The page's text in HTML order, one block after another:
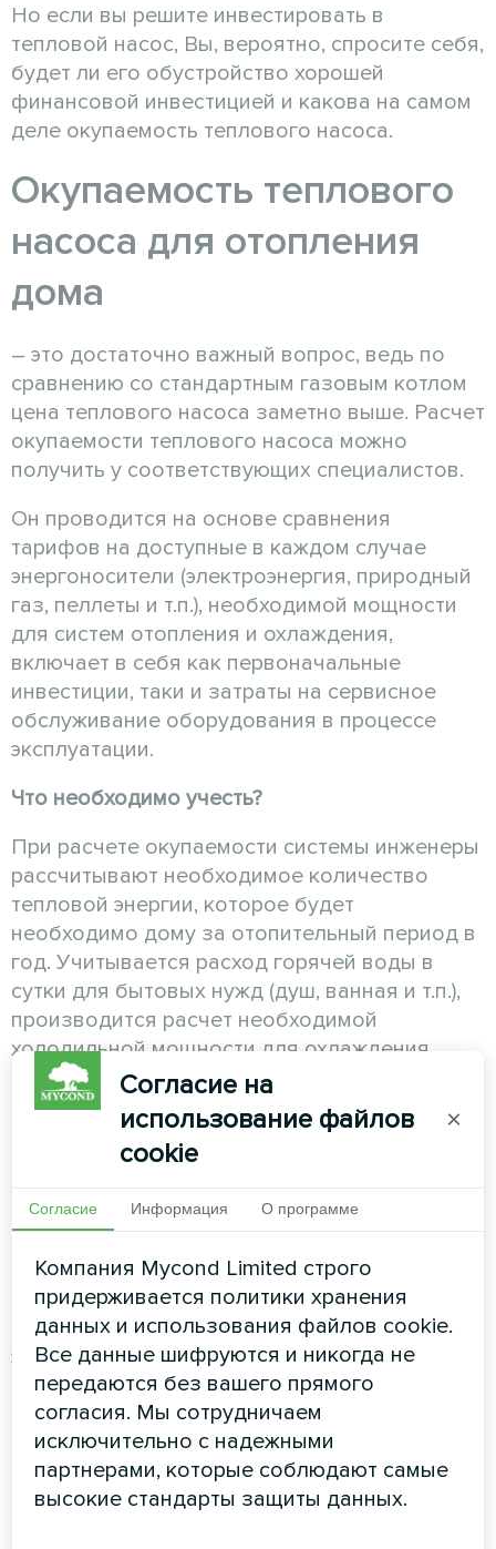
Но если вы решите инвестировать в
тепловой насос, Вы, вероятно, спросите себя,
будет ли его обустройство хорошей
финансовой инвестицией и какова на самом
деле окупаемость теплового насоса.
Окупаемость теплового
насоса для отопления
дома
– это достаточно важный вопрос, ведь по
сравнению со стандартным газовым котлом
цена теплового насоса заметно выше. Расчет
окупаемости теплового насоса можно
получить у соответствующих специалистов.
Он проводится на основе сравнения
тарифов на доступные в каждом случае
энергоносители (электроэнергия, природный
газ, пеллеты и т.п.), необходимой мощности
для систем отопления и охлаждения,
включает в себя как первоначальные
инвестиции, таки и затраты на сервисное
обслуживание оборудования в процессе
эксплуатации.
Что необходимо учесть?
При расчете окупаемости системы инженеры
рассчитывают необходимое количество
тепловой энергии, которое будет
необходимо дому за отопительный период в
год. Учитывается расход горячей воды в
сутки для бытовых нужд (душ, ванная и т.п.),
производится расчет необходимой
холодильной мощности для охлаждения
дома летом.
На основании этих значений производится
выбор оборудования котельной и расчет
Например, расход необходимого количества
расход пеллет при работе пеллетного котла
или потребляемой электрической мощности
при работе теплового насоса, потребляемой
электрической мощности при работе
кондиционеров летом для охлаждения дома.
При расчете окупаемости рассчитываются и
ежегодные затраты на сервисное
обслуживание системы и котельной. Важно
Согласие на
использование файлов
cookie
×
Согласие Информация О программе
Компания Mycond Limited строго
придерживается политики хранения
данных и использования файлов cookie.
Все данные шифруются и никогда не
передаются без вашего прямого
согласия. Мы сотрудничаем
исключительно с надежными
партнерами, которые соблюдают самые
высокие стандарты защиты данных.